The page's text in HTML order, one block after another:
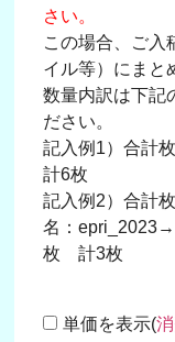
さい。
この場合、ご入
イル等）にまと
数量内訳は下記
ださい。
記入例1）合計
計6枚
記入例2）合計
名：
枚 計3枚
単価を表示(